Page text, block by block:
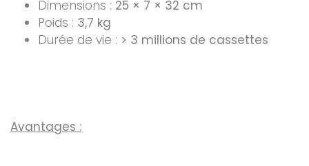
Dimensions : 25 × 7 × 32 cm
Poids : 3,7 kg
Durée de vie : > 3 millions de cassettes
Avantages :